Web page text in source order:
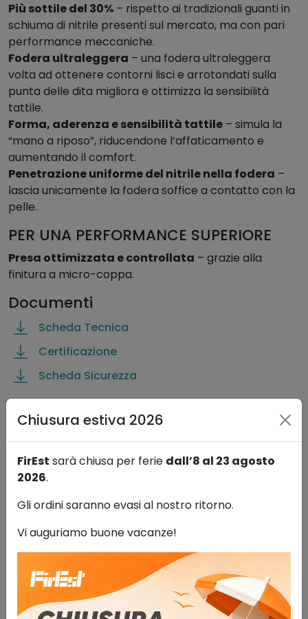
Più sottile del 30% – rispetto ai tradizionali guanti in
schiuma di nitrile presenti sul mercato, ma con pari
performance meccaniche.
Fodera ultraleggera – una fodera ultraleggera
volta ad ottenere contorni lisci e arrotondati sulla
punta delle dita migliora e ottimizza la sensibilità
tattile.
Forma, aderenza e sensibilità tattile – simula la
“mano a riposo”, riducendone l’affaticamento e
aumentando il comfort.
Penetrazione uniforme del nitrile nella fodera –
lascia unicamente la fodera soffice a contatto con la
pelle.
PER UNA PERFORMANCE SUPERIORE
Presa ottimizzata e controllata – grazie alla
finitura a micro-coppa.
Documenti
Scheda Tecnica
Certificazione
Scheda Sicurezza
FIREST RACCOMANDA INOLTRE
Chiusura estiva 2026
FirEst sarà chiusa per ferie dall’8 al 23 agosto
2026.
Gli ordini saranno evasi al nostro ritorno.
Vi auguriamo buone vacanze!